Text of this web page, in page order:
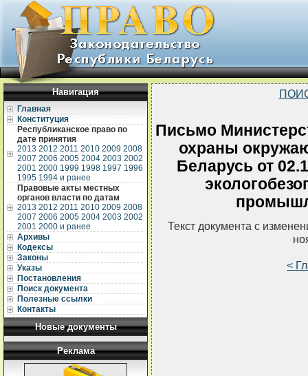
Навигация
Главная
Конституция
Республиканское право по
дате принятия
2013 2012 2011 2010 2009 2008
2007 2006 2005 2004 2003 2002
2001 2000 1999 1998 1997 1996
1995 1994 и ранее
Правовые акты местных
органов власти по датам
2013 2012 2011 2010 2009 2008
2007 2006 2005 2004 2003 2002
2001 2000 и ранее
Архивы
Кодексы
Законы
Указы
Постановления
Поиск документа
Полезные ссылки
Контакты
Новые документы
Реклама
Письмо
охраны
Беларусь от
Текст документа с
<